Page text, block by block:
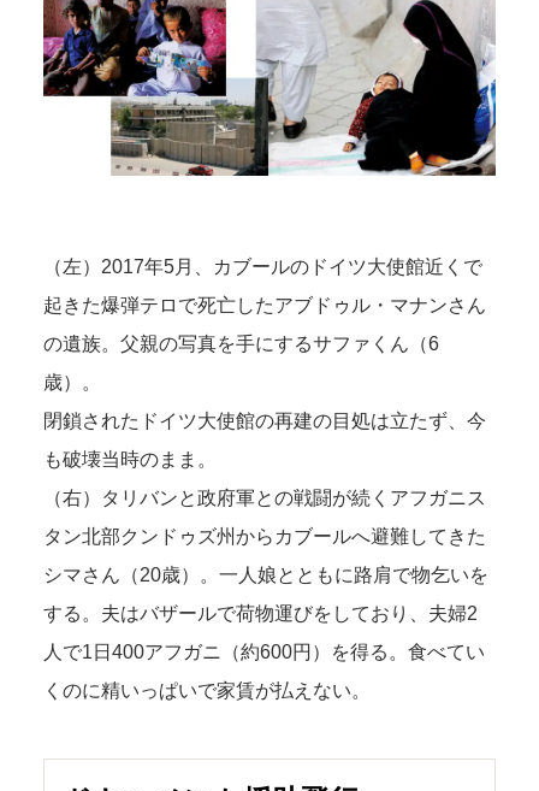
（左）2017年5月、カブールのドイツ大使館近くで
起きた爆弾テロで死亡したアブドゥル・マナンさん
の遺族。父親の写真を手にするサファくん（6
歳）。
閉鎖されたドイツ大使館の再建の目処は立たず、今
も破壊当時のまま。
（右）タリバンと政府軍との戦闘が続くアフガニス
タン北部クンドゥズ州からカブールへ避難してきた
シマさん（20歳）。一人娘とともに路肩で物乞いを
する。夫はバザールで荷物運びをしており、夫婦2
人で1日400アフガニ（約600円）を得る。食べてい
くのに精いっぱいで家賃が払えない。